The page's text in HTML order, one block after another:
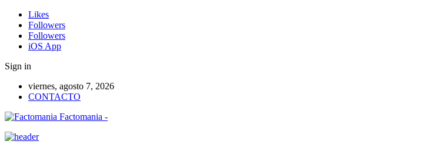
Likes
Followers
Followers
iOS App
Sign in
viernes, agosto 7, 2026
CONTACTO
Factomania -